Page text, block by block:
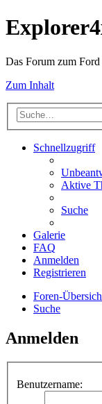
Das Forum zum
Zum Inhalt
Schnellzugriff
Aktive
Suche
Galerie
FAQ
Anmelden
Registrieren
Foren-
Suche
Anmelden
Benutzername: